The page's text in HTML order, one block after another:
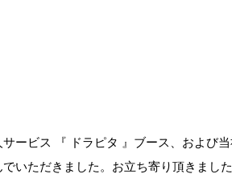
ービス 『 ドラピタ 』ブース、および
いただきました。お立ち寄り頂きまし